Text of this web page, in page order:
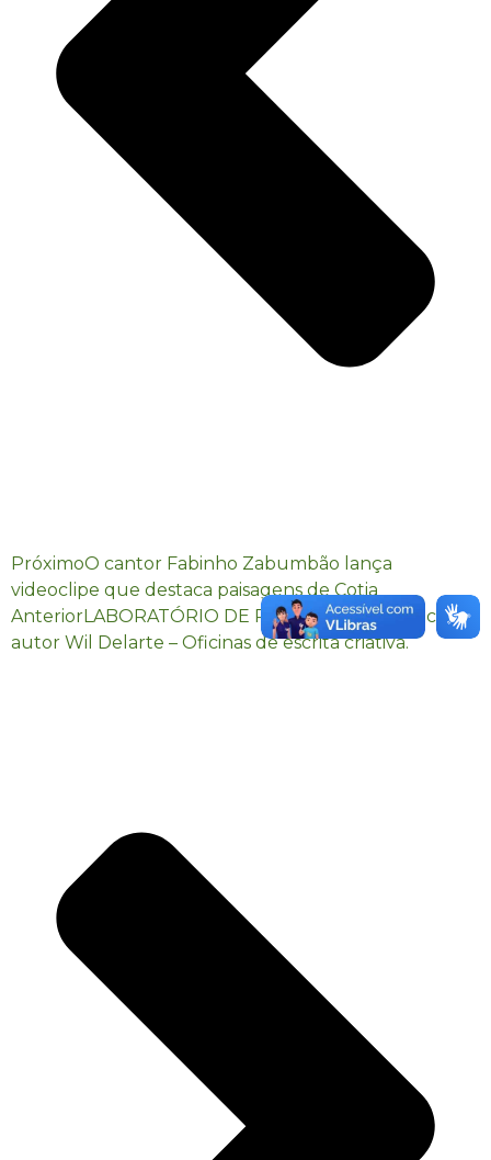
PróximoO cantor Fabinho Zabumbão lança
videoclipe que destaca paisagens de Cotia
AnteriorLABORATÓRIO DE PRÁTICA TEXTUAL com o
autor Wil Delarte – Oficinas de escrita criativa.